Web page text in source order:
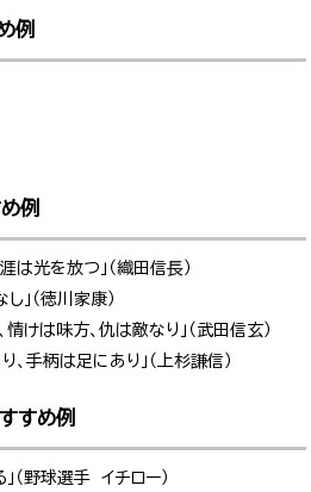
例
例
は光を放つ」（織田信長）
」（徳川家康）
情けは味方、仇は敵なり」（武田信玄）
、手柄は足にあり」（上杉謙信）
すめ例
（野球選手 イチロー）